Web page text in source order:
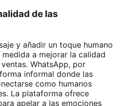
de las
y añadir un toque humano
a mejorar la calidad
WhatsApp, por
informal donde las
como humanos
La plataforma ofrece
apelar a las emociones